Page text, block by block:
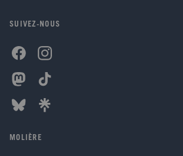
SUIVEZ-NOUS
MOLIÈRE